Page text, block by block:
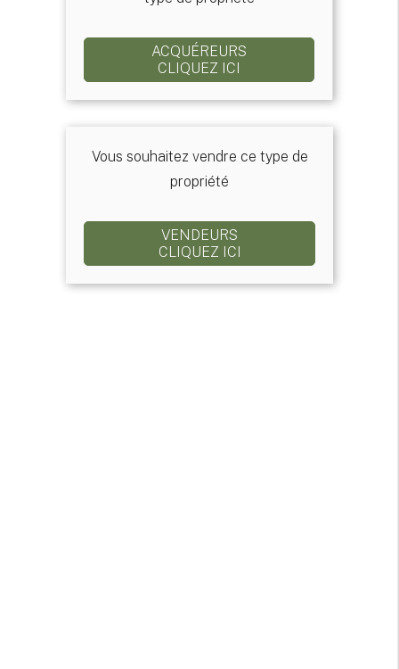
ACQUÉREURS
CLIQUEZ ICI
Vous souhaitez vendre ce type de
propriété
VENDEURS
CLIQUEZ ICI